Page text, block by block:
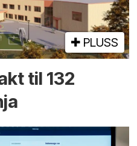
PLUSS
til 132